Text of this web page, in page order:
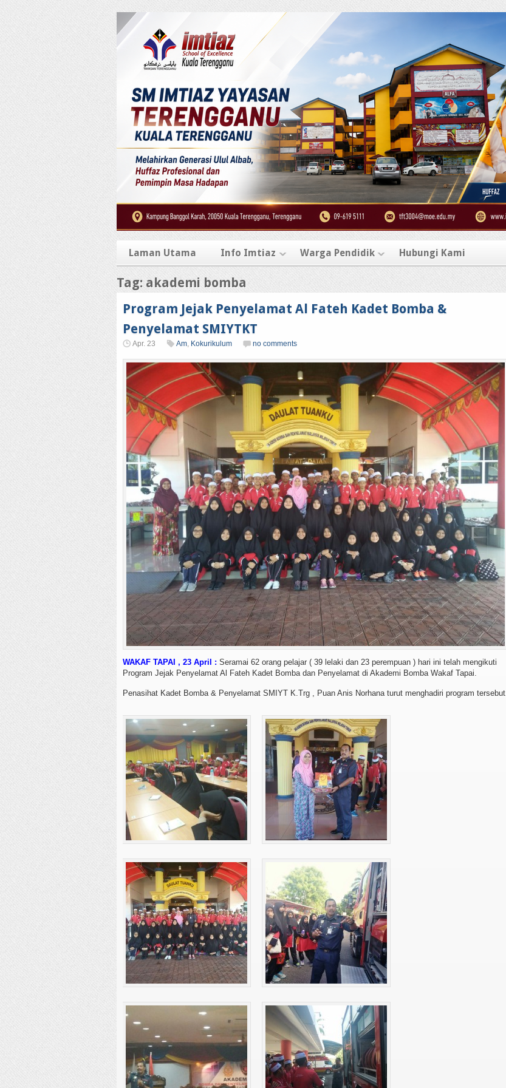
Laman Utama Info Imtiaz Warga Pendidik Hubungi Kami
Tag: akademi bomba
Program Jejak Penyelamat Al Fateh Kadet Bomba &
Penyelamat SMIYTKT
Apr. 23 Am, Kokurikulum no comments
WAKAF TAPAI , 23 April : Seramai 62 orang pelajar ( 39 lelaki dan 23 perempuan ) hari ini telah mengikuti
Program Jejak Penyelamat Al Fateh Kadet Bomba dan Penyelamat di Akademi Bomba Wakaf Tapai.
Penasihat Kadet Bomba & Penyelamat SMIYT K.Trg , Puan Anis Norhana turut menghadiri program tersebut.